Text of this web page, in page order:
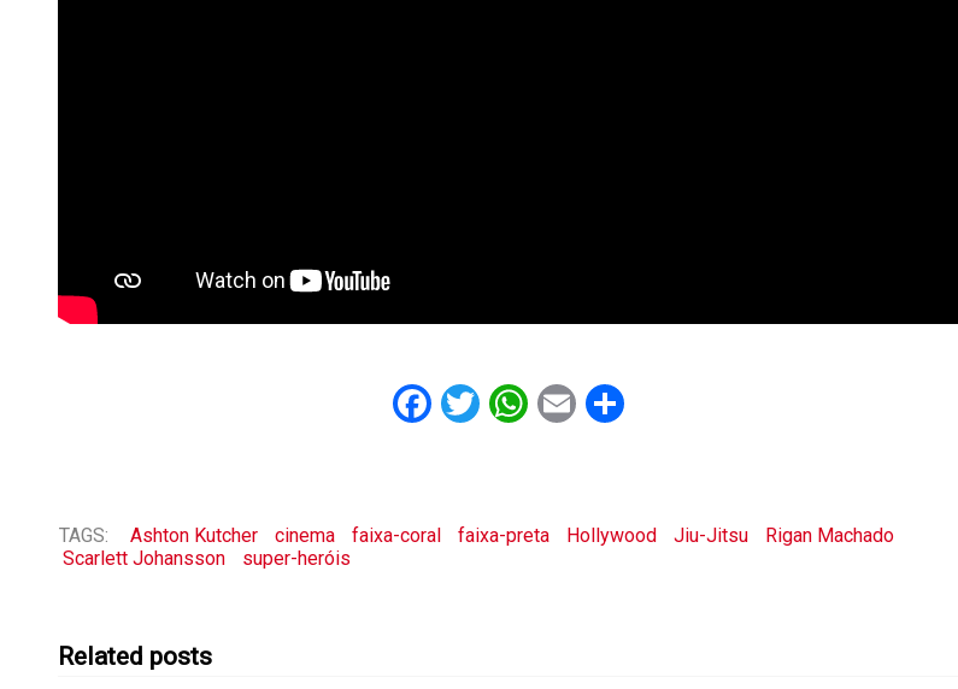
Facebook
Twitter
WhatsApp
EmailShare
TAGS: Ashton Kutcher cinema faixa-coral faixa-preta Hollywood Jiu-Jitsu
Rigan Machado
Scarlett Johansson
super-heróis
Related posts